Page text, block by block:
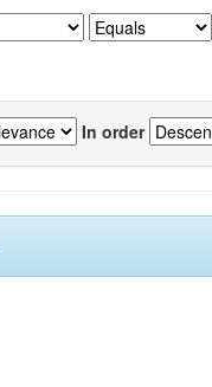
In order